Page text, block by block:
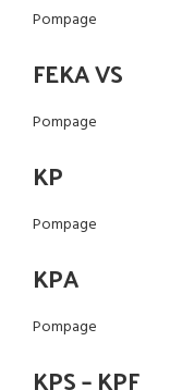
Pompage
FEKA VS
Pompage
KP
Pompage
KPA
Pompage
KPS – KPF